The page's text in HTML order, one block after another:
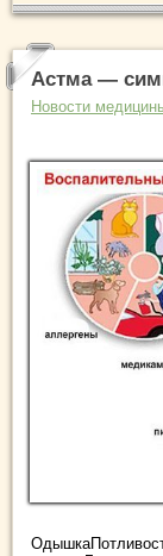
Астма —
Новости